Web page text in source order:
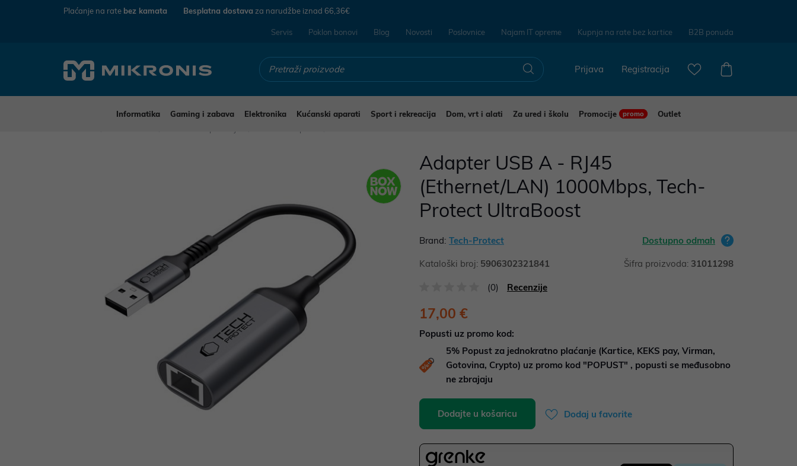
Plaćanje na rate bez kamata Besplatna dostava za narudžbe iznad 66,36€
Servis Poklon bonovi Blog Novosti Poslovnice Najam IT opreme Kupnja na rate bez kartice B2B ponuda
Registracija
Prijava
Informatika Gaming i zabava Elektronika Kućanski aparati Sport i rekreacija Dom, vrt i alati Za ured i školu Promocije promo
Outlet
Adapter USB A - RJ45
(Ethernet/LAN) 1000Mbps, Tech-
Protect UltraBoost
Brand: Tech-Protect Dostupno odmah
Kataloški broj: 5906302321841 Šifra proizvoda: 31011298
(0) Recenzije
17,00 €
Popusti uz promo kod:
5% Popust za jednokratno plaćanje (Kartice, KEKS pay, Virman,
Gotovina, Crypto) uz promo kod "POPUST" , popusti se međusobno
ne zbrajaju
Dodajte u košaricu Dodaj u favorite